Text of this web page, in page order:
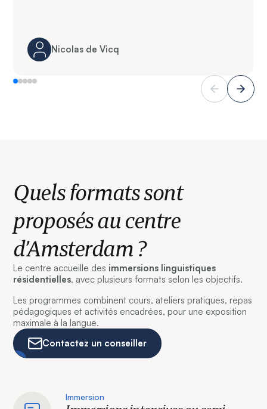
Nicolas de Vicq
Quels formats sont
proposés au centre
d’Amsterdam ?
Le centre accueille des immersions linguistiques
résidentielles, avec plusieurs formats selon les objectifs.
Les programmes combinent cours, ateliers pratiques, repas
pédagogiques et activités encadrées, pour une exposition
maximale à la langue.
Contactez un conseiller
Immersion